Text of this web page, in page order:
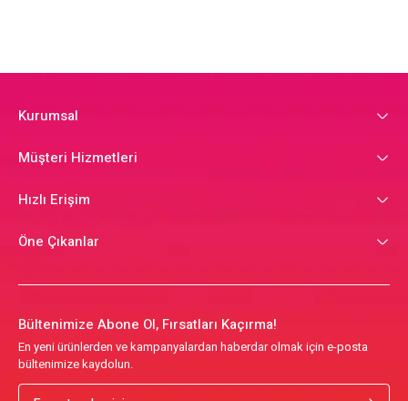
Kurumsal
Müşteri Hizmetleri
Hızlı Erişim
Öne Çıkanlar
Bültenimize Abone Ol, Fırsatları Kaçırma!
En yeni ürünlerden ve kampanyalardan haberdar olmak için e-posta
bültenimize kaydolun.